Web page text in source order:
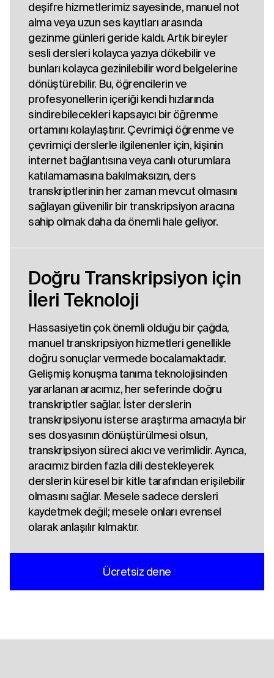
deşifre hizmetlerimiz sayesinde, manuel not
alma veya uzun ses kayıtları arasında
gezinme günleri geride kaldı. Artık bireyler
sesli dersleri kolayca yazıya dökebilir ve
bunları kolayca gezinilebilir word belgelerine
dönüştürebilir. Bu, öğrencilerin ve
profesyonellerin içeriği kendi hızlarında
sindirebilecekleri kapsayıcı bir öğrenme
ortamını kolaylaştırır. Çevrimiçi öğrenme ve
çevrimiçi derslerle ilgilenenler için, kişinin
internet bağlantısına veya canlı oturumlara
katılamamasına bakılmaksızın, ders
transkriptlerinin her zaman mevcut olmasını
sağlayan güvenilir bir transkripsiyon aracına
sahip olmak daha da önemli hale geliyor.
Doğru Transkripsiyon için
İleri Teknoloji
Hassasiyetin çok önemli olduğu bir çağda,
manuel transkripsiyon hizmetleri genellikle
doğru sonuçlar vermede bocalamaktadır.
Gelişmiş konuşma tanıma teknolojisinden
yararlanan aracımız, her seferinde doğru
transkriptler sağlar. İster derslerin
transkripsiyonu isterse araştırma amacıyla bir
ses dosyasının dönüştürülmesi olsun,
transkripsiyon süreci akıcı ve verimlidir. Ayrıca,
aracımız birden fazla dili destekleyerek
derslerin küresel bir kitle tarafından erişilebilir
olmasını sağlar. Mesele sadece dersleri
kaydetmek değil; mesele onları evrensel
olarak anlaşılır kılmaktır.
Ücretsiz dene